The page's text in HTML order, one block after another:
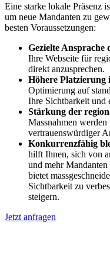
Eine starke lokale Präsenz
um neue Mandanten zu
besten Voraussetzungen:
Gezielte
Ihre Webseite für
direkt anzusprechen.
Höhere Platzierung
Optimierung auf
Ihre Sichtbarkeit und
Stärkung der
Massnahmen
vertrauenswürdiger
Konkurrenzfähig
hilft Ihnen, sich von
und mehr
bietet
Sichtbarkeit zu
steigern.
Jetzt anfragen